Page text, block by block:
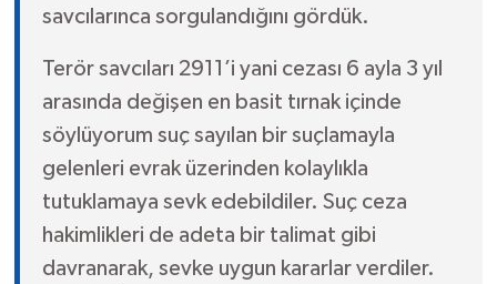
savcılarınca sorgulandığını gördük.
Terör savcıları 2911’i yani cezası 6 ayla 3 yıl
arasında değişen en basit tırnak içinde
söylüyorum suç sayılan bir suçlamayla
gelenleri evrak üzerinden kolaylıkla
tutuklamaya sevk edebildiler. Suç ceza
hakimlikleri de adeta bir talimat gibi
davranarak, sevke uygun kararlar verdiler.